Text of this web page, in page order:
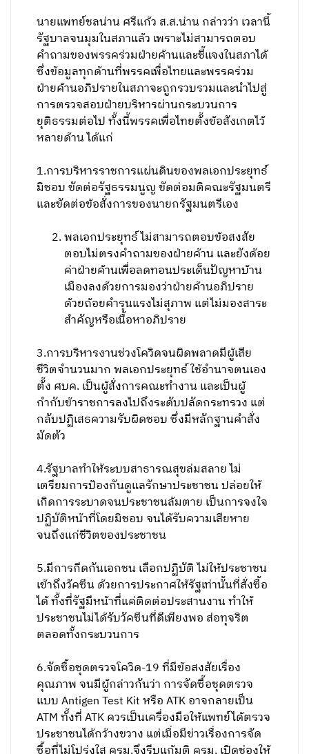
นายแพทย์ชลน่าน ศรีแก้ว ส.ส.น่าน กล่าวว่า เวลานี้
รัฐบาลจนมุมในสภาแล้ว เพราะไม่สามารถตอบ
คำถามของพรรคร่วมฝ่ายค้านและชี้แจงในสภาได้
ซึ่งข้อมูลทุกด้านที่พรรคเพื่อไทยและพรรคร่วม
ฝ่ายค้านอภิปรายในสภาจะถูกรวบรวมและนำไปสู่
การตรวจสอบฝ่ายบริหารผ่านกระบวนการ
ยุติธรรมต่อไป ทั้งนี้พรรคเพื่อไทยตั้งข้อสังเกตไว้
หลายด้าน ได้แก่
1.การบริหารราชการแผ่นดินของพลเอกประยุทธ์
มิชอบ ขัดต่อรัฐธรรมนูญ ขัดต่อมติคณะรัฐมนตรี
และขัดต่อข้อสั่งการของนายกรัฐมนตรีเอง
พลเอกประยุทธ์ ไม่สามารถตอบข้อสงสัย
ตอบไม่ตรงคำถามของฝ่ายค้าน และยังด้อย
ค่าฝ่ายค้านเพื่อลดทอนประเด็นปัญหาบ้าน
เมืองลงด้วยการมองว่าฝ่ายค้านอภิปราย
ด้วยถ้อยคำรุนแรงไม่สุภาพ แต่ไม่มองสาระ
สำคัญหรือเนื้อหาอภิปราย
3.การบริหารงานช่วงโควิดจนผิดพลาดมีผู้เสีย
ชีวิตจำนวนมาก พลเอกประยุทธ์ ใช้อำนาจตนเอง
ตั้ง ศบค. เป็นผู้สั่งการคณะทำงาน และเป็นผู้
กำกับข้าราชการลงไปถึงระดับปลัดกระทรวง แต่
กลับปฏิเสธความรับผิดชอบ ซึ่งมีหลักฐานคำสั่ง
มัดตัว
4.รัฐบาลทำให้ระบบสาธารณสุขล่มสลาย ไม่
เตรียมการป้องกันดูแลรักษาประชาชน ปล่อยให้
เกิดการระบาดจนประชาชนล้มตาย เป็นการจงใจ
ปฏิบัติหน้าที่โดยมิชอบ จนได้รับความเสียหาย
จนถึงแก่ชีวิตของประชาชน
5.มีการกีดกันเอกชน เลือกปฏิบัติ ไม่ให้ประชาชน
เข้าถึงวัคซีน ด้วยการประกาศให้รัฐเท่านั้นที่สั่งซื้อ
ได้ ทั้งที่รัฐมีหน้าที่แค่ติดต่อประสานงาน ทำให้
ประชาชนไม่ได้รับวัคซีนที่ดีเพียงพอ ส่อทุจริต
ตลอดทั้งกระบวนการ
6.จัดซื้อชุดตรวจโควิด-19 ที่มีข้อสงสัยเรื่อง
คุณภาพ จนมีผู้กล่าวกันว่า การจัดซื้อชุดตรวจ
แบบ Antigen Test Kit หรือ ATK อาจกลายเป็น
ATM ทั้งที่ ATK ควรเป็นเครื่องมือให้แพทย์ได้ตรวจ
ประชาชนได้กว้างขวาง แต่เมื่อมีข่าวเรื่องการจัด